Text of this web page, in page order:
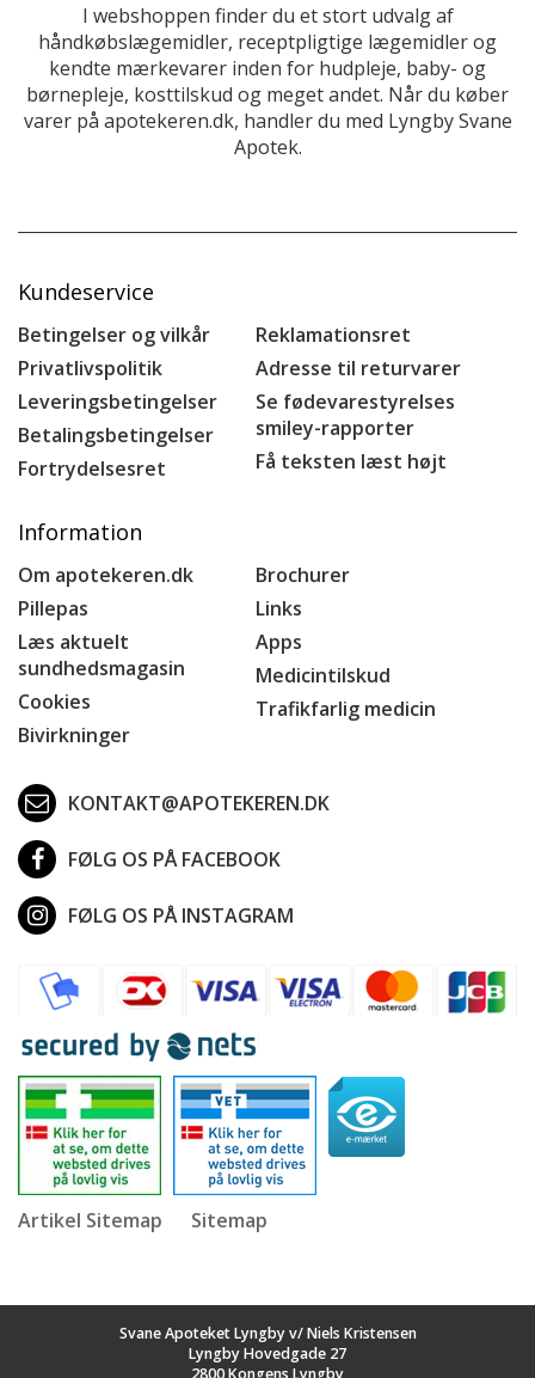
I webshoppen finder du et stort udvalg af
håndkøbslægemidler, receptpligtige lægemidler og
kendte mærkevarer inden for hudpleje, baby- og
børnepleje, kosttilskud og meget andet. Når du køber
varer på apotekeren.dk, handler du med Lyngby Svane
Apotek.
Kundeservice
Betingelser og vilkår
Privatlivspolitik
Leveringsbetingelser
Betalingsbetingelser
Fortrydelsesret
Reklamationsret
Adresse til returvarer
Se fødevarestyrelses
smiley-rapporter
Få teksten læst højt
Information
Om apotekeren.dk
Pillepas
Læs aktuelt
sundhedsmagasin
Cookies
Bivirkninger
Brochurer
Links
Apps
Medicintilskud
Trafikfarlig medicin
KONTAKT@APOTEKEREN.DK
FØLG OS PÅ FACEBOOK
FØLG OS PÅ INSTAGRAM
Artikel Sitemap Sitemap
Svane Apoteket Lyngby v/ Niels Kristensen
Lyngby Hovedgade 27